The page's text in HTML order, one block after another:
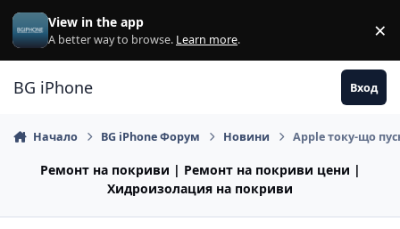
Премини към съдържанието
View in the app
A better way to browse. Learn more. ×
BG iPhone Вход
Начало BG iPhone Форум Новини Apple току-що
Ремонт на покриви | Ремонт на покриви цени |
Хидроизолация на покриви